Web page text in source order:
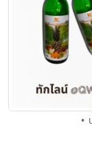
•